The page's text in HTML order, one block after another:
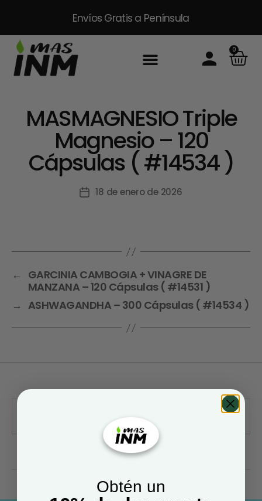
Envíos Gratis a Península
0
MASMAGNESIO Triple
Magnesio – 120
Cápsulas ( #14534 )
18 de enero de 2026
← GARCINIA CAMBOGIA + VINAGRE DE
MANZANA – 120 Cápsulas ( #14531 )
→ ASHWAGANDHA – 300 Cápsulas ( #14534 )
Obtén un